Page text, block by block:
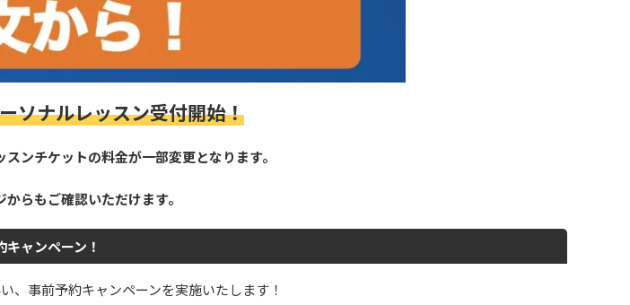
ソナルレッスン受付開始！
ンチケットの料金が一部変更となります。
らもご確認いただけます。
キャンペーン！
、事前予約キャンペーンを実施いたします！